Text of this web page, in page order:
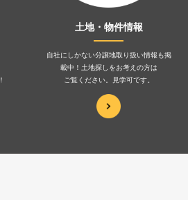
土地・物件情報
自社にしかない分譲地取り扱い情報も掲
載中！土地探しをお考えの方は
ご覧ください。見学可です。